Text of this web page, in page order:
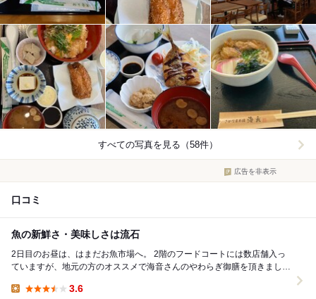
すべての写真を見る（58件）
広告を非表示
口コミ
魚の新鮮さ・美味しさは流石
2日目のお昼は、はまだお魚市場へ。 2階のフードコートには数店舗入っ
ていますが、地元の方のオススメで海音さんのやわらぎ御膳を頂きまし
3.6